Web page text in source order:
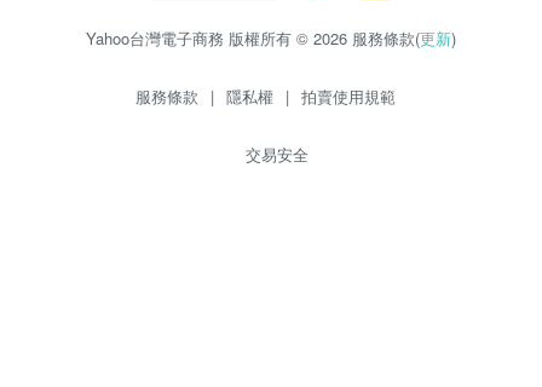
Yahoo台灣電子商務 版權所有 © 2026 服務條款(更新)
服務條款 | 隱私權 | 拍賣使用規範
交易安全